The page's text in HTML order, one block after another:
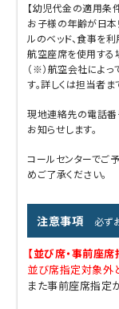
【幼児代金の適用条件
お子様の年齢が日本
ルのベッド、食事を
航空座席を使用する
（※）航空会社によ
す。詳しくは担当者
現地連絡先の電話
お知らせします。
コールセンターでご
めご了承ください。
注意事項 必ず
【並び席・事前座席
並び席指定対象外
また事前座席指定